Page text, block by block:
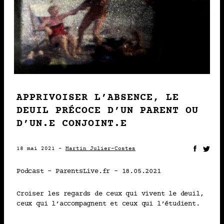
APPRIVOISER L’ABSENCE,
LE DEUIL PRÉCOCE D’UN
PARENT OU D’UN.E
CONJOINT.E
14-04
100 000 MORTS EN FRANCE:
COMMÉMORATION
APPRIVOISER L’ABSENCE, LE
DEUIL PRÉCOCE D’UN PARENT OU
D’UN.E CONJOINT.E
18 mai 2021 - Martin Julier-Costes
Podcast – ParentsLive.fr – 18.05.2021
Croiser les regards de ceux qui vivent le deuil,
ceux qui l’accompagnent et ceux qui l’étudient.